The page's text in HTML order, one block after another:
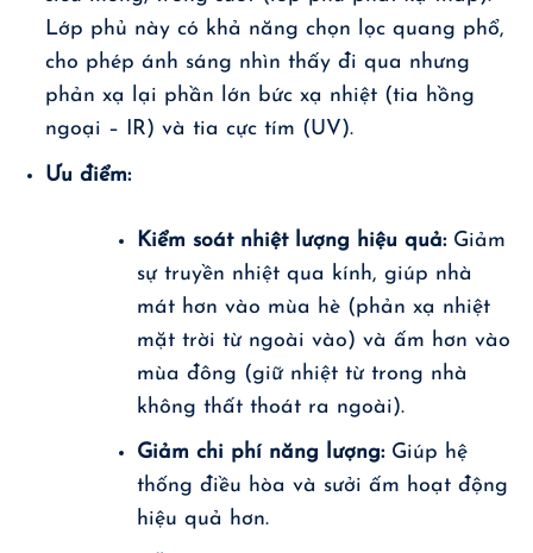
Lớp phủ này có khả năng chọn lọc quang phổ,
cho phép ánh sáng nhìn thấy đi qua nhưng
phản xạ lại phần lớn bức xạ nhiệt (tia hồng
ngoại – IR) và tia cực tím (UV).
Ưu điểm:
Kiểm soát nhiệt lượng hiệu quả:Giảm
sự truyền nhiệt qua kính, giúp nhà
mát hơn vào mùa hè (phản xạ nhiệt
mặt trời từ ngoài vào) và ấm hơn vào
mùa đông (giữ nhiệt từ trong nhà
không thất thoát ra ngoài).
Giảm chi phí năng lượng:Giúp hệ
thống điều hòa và sưởi ấm hoạt động
hiệu quả hơn.